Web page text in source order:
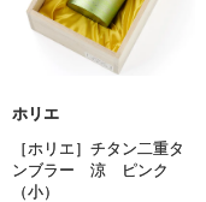
ホリエ
［ホリエ］チタン二重タ
ンブラー 涼 ピンク
（小）